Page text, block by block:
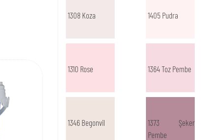
1308 Koza 1405 Pudra
1310 Rose 1364 Toz Pembe
1346 Begonvil
1373 Şeker
Pembe